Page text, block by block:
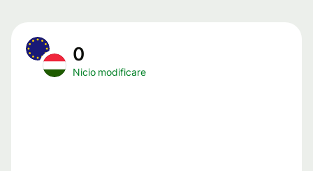
0
Nicio modificare